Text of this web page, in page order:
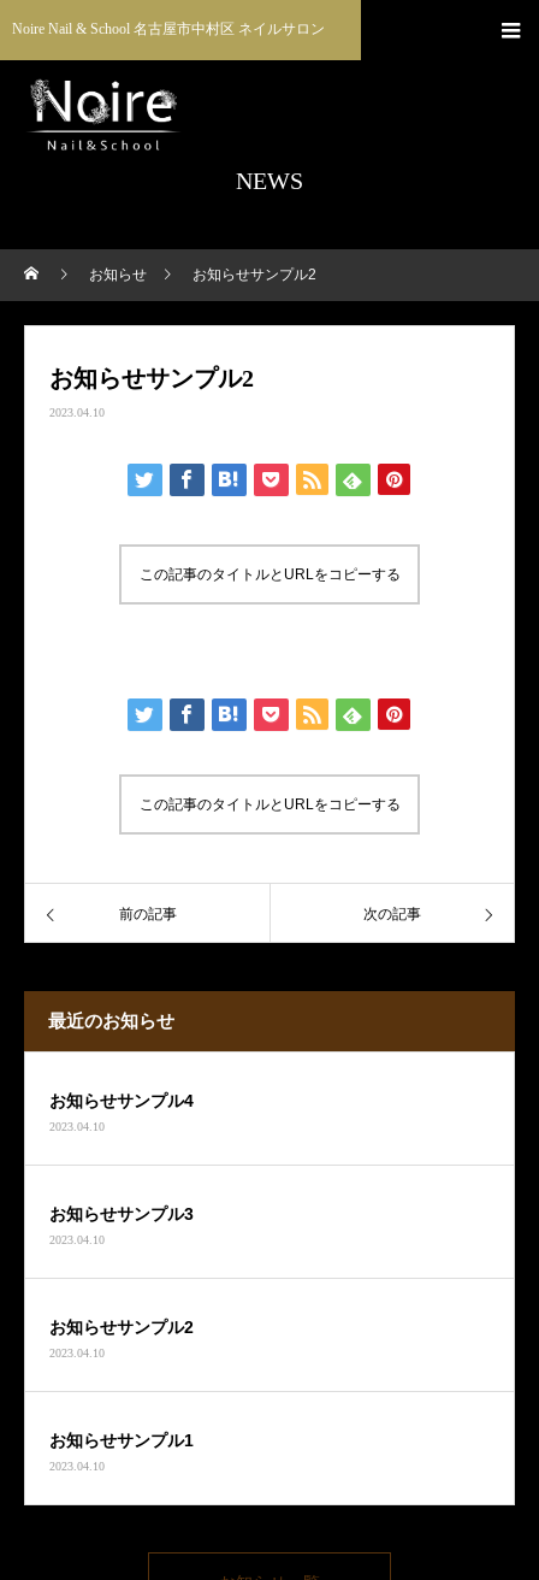
Noire Nail & School 名古屋市中村区 ネイルサロン
NEWS
お知らせ お知らせサンプル2
お知らせサンプル2
2023.04.10
この記事のタイトルとURLをコピーする
この記事のタイトルとURLをコピーする
前の記事 次の記事
最近のお知らせ
お知らせサンプル4
2023.04.10
お知らせサンプル3
2023.04.10
お知らせサンプル2
2023.04.10
お知らせサンプル1
2023.04.10